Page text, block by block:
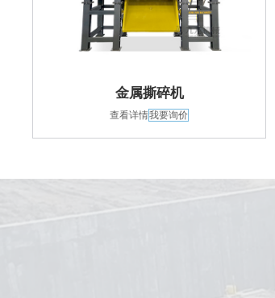
金属撕碎机
查看详情我要询价